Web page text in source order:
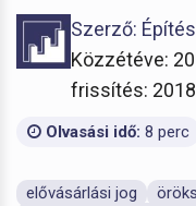
Szerző:
Közzétéve:
frissítés:
Olvasási idő: 8 perc
elővásárlási jog